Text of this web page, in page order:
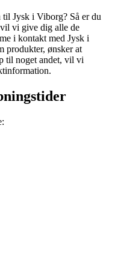
Jysk i Viborg? Så er du
vi give dig alle de
i kontakt med Jysk i
produkter, ønsker at
til noget andet, vil vi